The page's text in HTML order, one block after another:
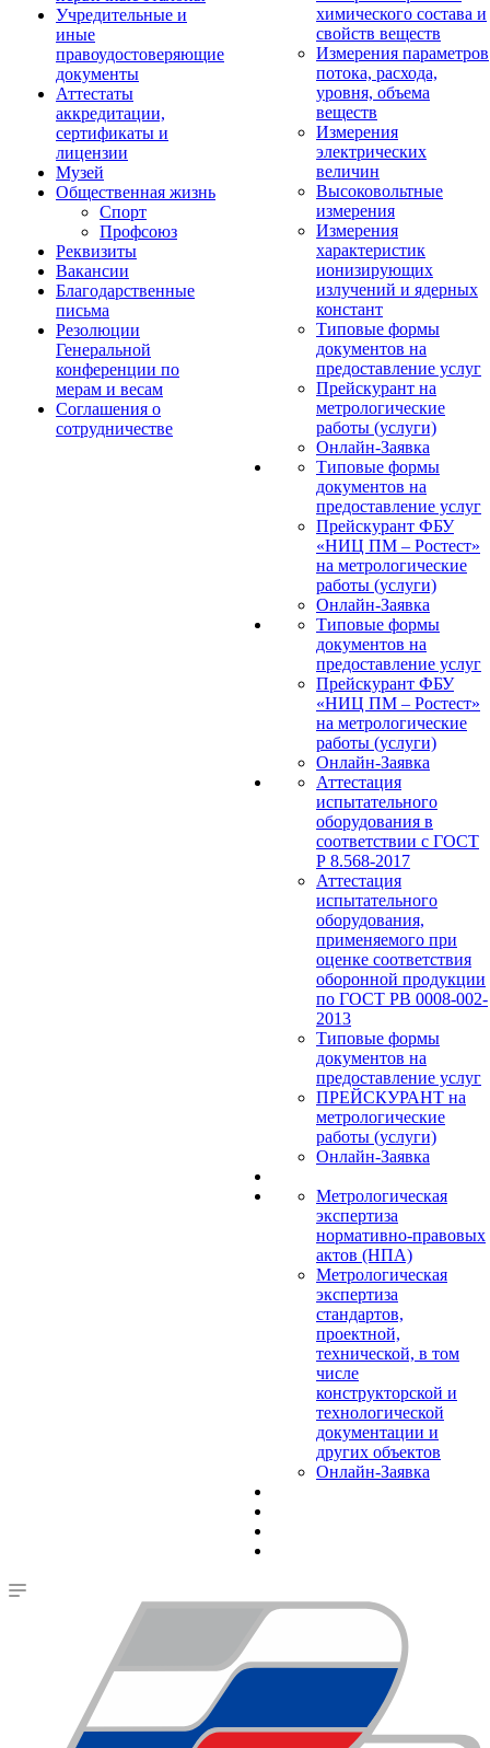
Учредительные и
иные
правоудостоверяющие
документы
Аттестаты
аккредитации,
сертификаты и
лицензии
Музей
Общественная жизнь
Спорт
Профсоюз
Реквизиты
Вакансии
Благодарственные
письма
Резолюции
Генеральной
конференции по
мерам и весам
Соглашения о
сотрудничестве
химического состава и
свойств веществ
Измерения параметров
потока, расхода,
уровня, объема
веществ
Измерения
электрических
величин
Высоковольтные
измерения
Измерения
характеристик
ионизирующих
излучений и ядерных
констант
Типовые формы
документов на
предоставление услуг
Прейскурант на
метрологические
работы (услуги)
Онлайн-Заявка
Типовые формы
документов на
предоставление услуг
Прейскурант ФБУ
«НИЦ ПМ – Ростест»
на метрологические
работы (услуги)
Онлайн-Заявка
Типовые формы
документов на
предоставление услуг
Прейскурант ФБУ
«НИЦ ПМ – Ростест»
на метрологические
работы (услуги)
Онлайн-Заявка
Аттестация
испытательного
оборудования в
соответствии с ГОСТ
Р 8.568-2017
Аттестация
испытательного
оборудования,
применяемого при
оценке соответствия
оборонной продукции
по ГОСТ РВ 0008-002-
2013
Типовые формы
документов на
предоставление услуг
ПРЕЙСКУРАНТ на
метрологические
работы (услуги)
Онлайн-Заявка
Метрологическая
экспертиза
нормативно-правовых
актов (НПА)
Метрологическая
экспертиза
стандартов,
проектной,
технической, в том
числе
конструкторской и
технологической
документации и
других объектов
Онлайн-Заявка